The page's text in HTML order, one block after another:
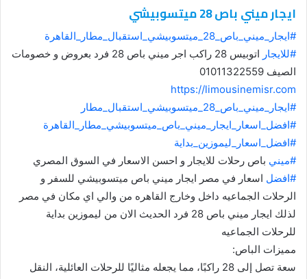
ايجار ميني باص 28 ميتسوبيشي
#ايجار_ميني_باص_28_ميتسوبيشي_استقبال_مطار_القاهرة
#للايجار
اتوبيس 28 راكب اجر ميني باص 28 فرد بعروض و خصومات
الصيف 01011322559
https://limousinemisr.com
#ايجار_ميني_باص_28_ميتسوبيشي_استقبال_مطار
#افضل_اسعار_ايجار_ميني_باص_ميتسوبيشي_مطار_القاهرة
#افضل_اسعار_ليموزين_بداية
#ميني باص رحلات للايجار و احسن الاسعار في السوق المصري
#افضل اسعار في مصر ايجار ميني باص ميتسوبيشي للسفر و
الرحلات الجماعيه داخل وخارج القاهره من والي اي مكان في مصر
لذلك ايجار ميني باص 28 فرد الحديث الان من ليموزين بداية
للرحلات الجماعيه
مميزات الباص:
سعة تصل إلى 28 راكبًا، مما يجعله مثاليًا للرحلات العائلية، النقل